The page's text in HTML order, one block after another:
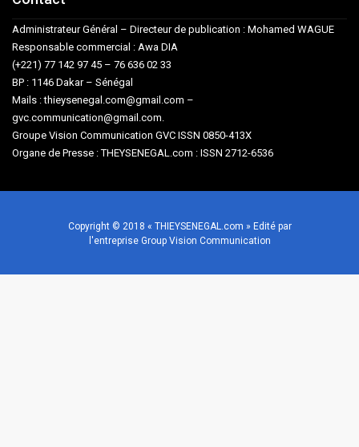
Administrateur Général – Directeur de publication : Mohamed WAGUE
Responsable commercial : Awa DIA
(+221) 77 142 97 45 – 76 636 02 33
BP : 1146 Dakar – Sénégal
Mails : thieysenegal.com@gmail.com –
gvc.communication@gmail.com.
Groupe Vision Communication GVC ISSN 0850-413X
Organe de Presse : THEYSENEGAL.com : ISSN 2712-6536
Copyright © 2018 « THIEYSENEGAL.com » Edité par
l'entreprise Group Vision Communication